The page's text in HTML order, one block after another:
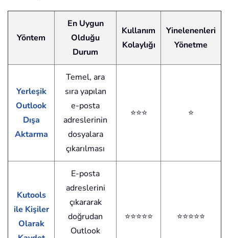
Yöntem
En Uygun
Olduğu
Durum
Kullanım
Kolaylığı
Yinelenenleri
Yönetme
Yerleşik
Outlook
Dışa
Aktarma
Temel, ara
sıra yapılan
e-posta
adreslerinin
dosyalara
çıkarılması
⭐⭐⭐ ⭐
Kutools
ile Kişiler
Olarak
E-posta
adreslerini
çıkararak
doğrudan
Outlook
⭐⭐⭐⭐⭐ ⭐⭐⭐⭐⭐